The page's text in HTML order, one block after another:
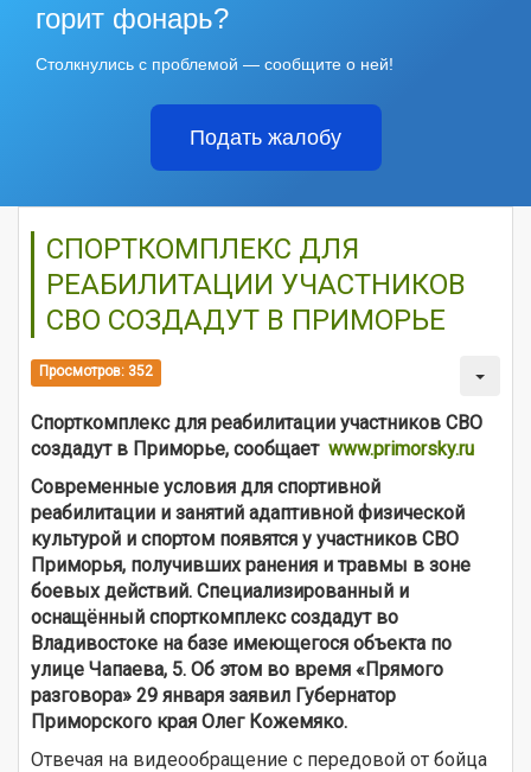
горит фонарь?
Столкнулись с проблемой — сообщите о ней!
Подать жалобу
СПОРТКОМПЛЕКС ДЛЯ
РЕАБИЛИТАЦИИ УЧАСТНИКОВ
СВО СОЗДАДУТ В ПРИМОРЬЕ
Просмотров: 352
Спорткомплекс для реабилитации участников СВО
создадут в Приморье, сообщает www.primorsky.ru
Современные условия для спортивной
реабилитации и занятий адаптивной физической
культурой и спортом появятся у участников СВО
Приморья, получивших ранения и травмы в зоне
боевых действий. Специализированный и
оснащённый спорткомплекс создадут во
Владивостоке на базе имеющегося объекта по
улице Чапаева, 5. Об этом во время «Прямого
разговора» 29 января заявил Губернатор
Приморского края Олег Кожемяко.
Отвечая на видеообращение с передовой от бойца